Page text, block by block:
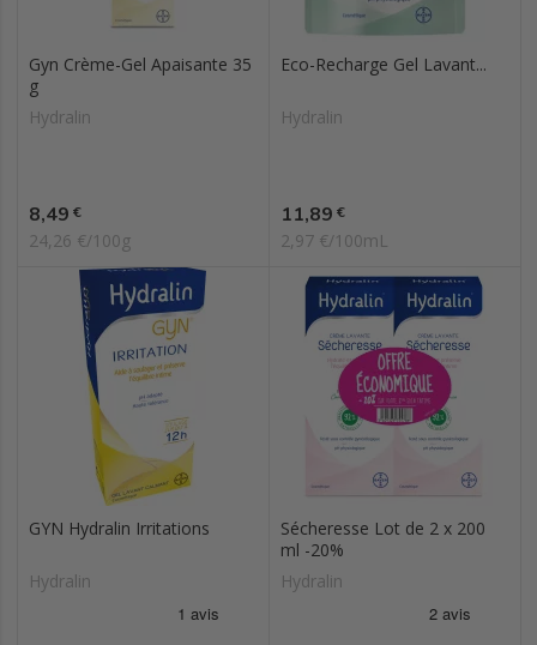
Gyn Crème-Gel Apaisante 35
g
Hydralin
Prix
8,49 €
24,26 €/100g
Eco-Recharge Gel Lavant...
Hydralin
Prix
11,89 €
2,97 €/100mL
GYN Hydralin Irritations
Hydralin
Sécheresse Lot de 2 x 200
ml -20%
Hydralin